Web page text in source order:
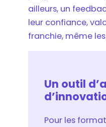
ailleurs, un
leur confiance,
franchie, même
Un outil
Pour les